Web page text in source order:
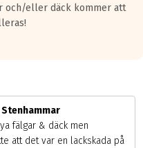
och/eller däck kommer att
Stenhammar
fälgar & däck men
att det var en lackskada på